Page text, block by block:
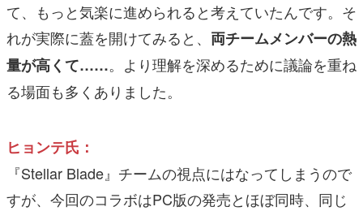
て、もっと気楽に進められると考えていたんです。そ
れが実際に蓋を開けてみると、 両チームメンバーの熱
量が高くて……。より理解を深めるために議論を重ね
る場面も多くありました。
ヒョンテ氏：
『Stellar Blade』チームの視点にはなってしまうので
すが、今回のコラボはPC版の発売とほぼ同時、同じ